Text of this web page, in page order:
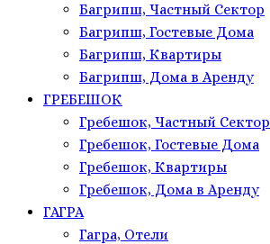
Багрипш, Частный Сектор
Багрипш, Гостевые Дома
Багрипш, Квартиры
Багрипш, Дома в Аренду
ГРЕБЕШОК
Гребешок, Частный Сектор
Гребешок, Гостевые Дома
Гребешок, Квартиры
Гребешок, Дома в Аренду
ГАГРА
Гагра, Отели